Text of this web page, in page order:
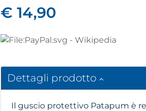
€ 14,90
Dettagli prodotto
Il guscio protettivo Patapum è